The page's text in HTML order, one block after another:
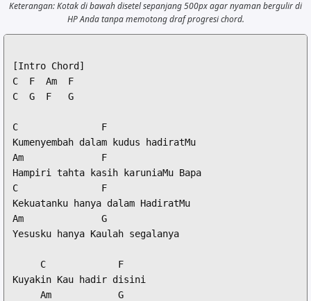
Keterangan: Kotak di bawah disetel sepanjang 500px agar nyaman bergulir di
HP Anda tanpa memotong draf progresi chord.
[Intro Chord]
C  F  Am  F
C  G  F   G
C               F
Kumenyembah dalam kudus hadiratMu
Am              F
Hampiri tahta kasih karuniaMu Bapa
C               F
Kekuatanku hanya dalam HadiratMu
Am              G
Yesusku hanya Kaulah segalanya
     C             F
Kuyakin Kau hadir disini
     Am            G